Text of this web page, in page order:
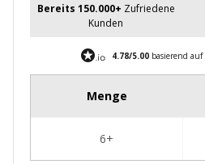
Bereits 150.000+ Zufriedene
Kunden
4.78/5.00basierend auf